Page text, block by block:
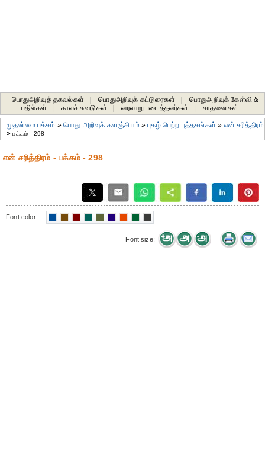
பொதுஅறிவுத் தகவல்கள் பொதுஅறிவுக் கட்டுரைகள்
பொதுஅறிவுக் கேள்வி &
பதில்கள்
காலச் சுவடுகள் வரலாறு படைத்தவர்கள் சாதனைகள்‎
முதன்மை பக்கம் »பொது அறிவுக் களஞ்சியம் »புகழ் பெற்ற புத்தகங்கள் » என் சரித்திரம்
»பக்கம் - 298
என் சரித்திரம் - பக்கம் - 298
Font color:
Font size: